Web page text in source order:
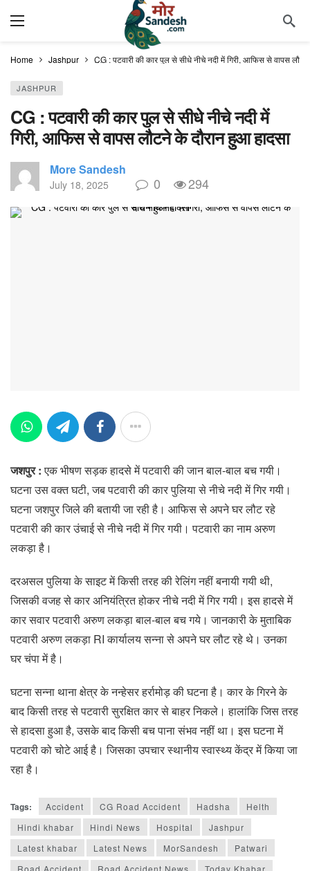
Home Jashpur CG : पटवारी की कार पुल से सीधे नीचे नदी में गिरी, आफिस से वापस
JASHPUR
CG : पटवारी की कार पुल से सीधे नीचे नदी में
गिरी, आफिस से वापस लौटने के दौरान हुआ हादसा
More Sandesh
July 18, 2025 0 294
जशपुर :एक भीषण सड़क हादसे में पटवारी की जान बाल-बाल बच गयी।
घटना उस वक्त घटी, जब पटवारी की कार पुलिया से नीचे नदी में गिर गयी।
घटना जशपुर जिले की बतायी जा रही है। आफिस से अपने घर लौट रहे
पटवारी की कार उंचाई से नीचे नदी में गिर गयी। पटवारी का नाम अरुण
लकड़ा है।
दरअसल पुलिया के साइट में किसी तरह की रेलिंग नहीं बनायी गयी थी,
जिसकी वजह से कार अनियंत्रित होकर नीचे नदी में गिर गयी। इस हादसे में
कार सवार पटवारी अरुण लकड़ा बाल-बाल बच गये। जानकारी के मुताबिक
पटवारी अरुण लकड़ा RI कार्यालय सन्ना से अपने घर लौट रहे थे। उनका
घर चंपा में है।
घटना सन्ना थाना क्षेत्र के नन्हेसर हर्रामोड़ की घटना है। कार के गिरने के
बाद किसी तरह से पटवारी सुरक्षित कार से बाहर निकले। हालांकि जिस तरह
से हादसा हुआ है, उसके बाद किसी बच पाना संभव नहीं था। इस घटना में
पटवारी को चोटे आई है। जिसका उपचार स्थानीय स्वास्थ्य केंद्र में किया जा
रहा है।
Tags: Accident CG Road Accident Hadsha
Helth
Hindi khabar
Hindi News Hospital
Jashpur
Latest khabar
Latest News MorSandesh
Patwari
Road Accident
Road Accident News
Today Khabar